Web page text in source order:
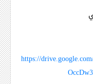
https://